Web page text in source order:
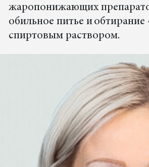
жаропонижающих
обильное питье и
спиртовым раствором.